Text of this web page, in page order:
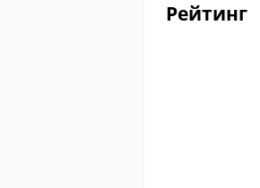
Рейтинг